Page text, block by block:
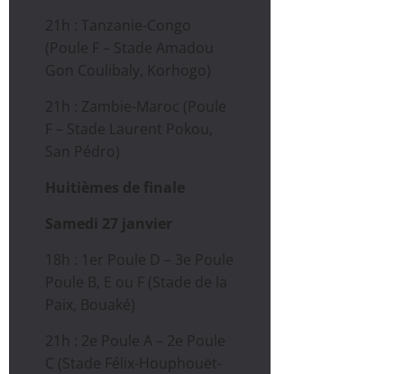
21h : Tanzanie-Congo
(Poule F – Stade Amadou
Gon Coulibaly, Korhogo)
21h : Zambie-Maroc (Poule
F – Stade Laurent Pokou,
San Pédro)
Huitièmes de finale
Samedi 27 janvier
18h : 1er Poule D – 3e Poule
Poule B, E ou F (Stade de la
Paix, Bouaké)
21h : 2e Poule A – 2e Poule
C (Stade Félix-Houphouët-